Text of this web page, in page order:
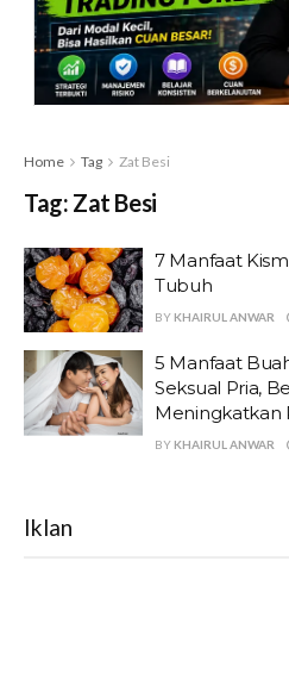
Home Tag Zat Besi
Tag: Zat Besi
7 Manfaat
Tubuh
BY KHAIRUL ANWAR
5 Manfaat
Seksual Pria,
Meningkatkan
BY KHAIRUL ANWAR
Iklan